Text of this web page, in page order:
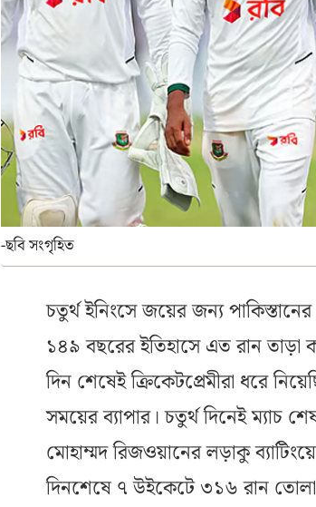
-ছবি সংগৃহিত
চতুর্থ ইনিংসে জয়ের জন্য
১৪৯ বছরের ইতিহাসে এত রান
দিন শেষেই ক্রিকেটপ্রেমীরা ধরে
সময়ের ব্যাপার। চতুর্থ দিনেই ম্যাচ
মোহাম্মদ রিজওয়ানের লড়াকু
দিনশেষে ৭ উইকেটে ৩১৬ রান তোলা